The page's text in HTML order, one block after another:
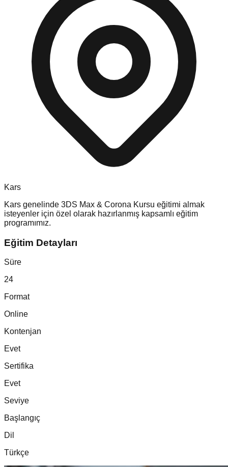
Kars
Kars genelinde 3DS Max & Corona Kursu eğitimi almak
isteyenler için özel olarak hazırlanmış kapsamlı eğitim
programımız.
Eğitim Detayları
Süre
24
Format
Online
Kontenjan
Evet
Sertifika
Evet
Seviye
Başlangıç
Dil
Türkçe